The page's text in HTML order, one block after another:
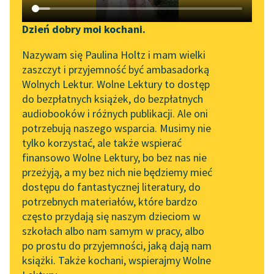
Katalog DAISY
Podkasty o książkach
Zgłoś brak utworu
Aktualności
Zapraszamy na spotkanie
online z tłumaczkami
literatury skandynawskiej
Spotkanie z Katarzyną
Tunkiel w Oslo
Wolne Lektury na 32.
Pol’and’Rock Festivalu
„Kochanek Lady
Chatterley” do słuchania
na Wolnych Lekturach
Nowy audiobook –
Narzędzia
Mapa Wolnych Lektur
Leśmianator
Przewodnik dla piszących i
czytających
API
OAI-PMH
Widget Wolnych Lektur
Przypisy
Dzień dobry moi kochani.
Nazywam się Paulina Holtz i mam wielki
zaszczyt i przyjemność być ambasadorką
Wolnych Lektur. Wolne Lektury to dostęp
do bezpłatnych książek, do bezpłatnych
audiobooków i różnych publikacji. Ale oni
potrzebują naszego wsparcia. Musimy nie
tylko korzystać, ale także wspierać
finansowo Wolne Lektury, bo bez nas nie
przeżyją, a my bez nich nie będziemy mieć
dostępu do fantastycznej literatury, do
potrzebnych materiałów, które bardzo
często przydają się naszym dzieciom w
szkołach albo nam samym w pracy, albo
po prostu do przyjemności, jaką dają nam
książki. Także kochani, wspierajmy Wolne
Zjadacze kartofli
Zjadacze kartofli
Przezwyciężenie konfliktów
według Engelsa
pobierz książkę
czytaj online